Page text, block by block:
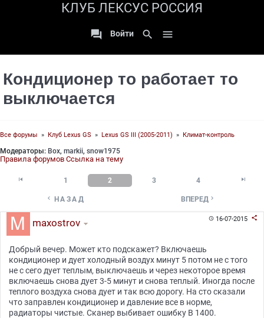
КЛУБ ЛЕКСУС РОССИЯ
 Войти search 
Кондиционер то работает то
выключается
Все форумы » Клуб Lexus GS » Lexus GS III (2005-2011) » Климат-контроль
Модераторы: Box, markii, snow1975
Правила форумов Ссылка на тему
 1 2 3 4 
 НАЗАД ВПЕРЕД 
 16-07-2015 
maxostrov
Добрый вечер. Может кто подскажет? Включаешь
кондиционер и дует холодный воздух минут 5 потом не с того
не с сего дует теплым, выключаешь и через некоторое время
включаешь снова дует 3-5 минут и снова теплый. Иногда после
теплого воздуха снова дует и так всю дорогу. На сто сказали
что заправлен кондиционер и давление все в норме,
радиаторы чистые. Сканер выбивает ошибку B 1400.